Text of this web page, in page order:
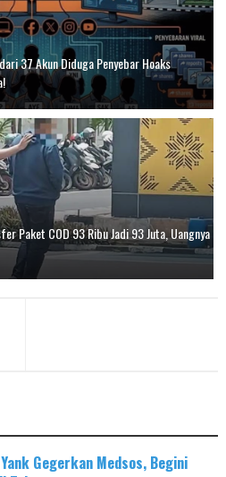
37 Akun Diduga Penyebar Hoaks
Paket COD 93 Ribu Jadi 93 Juta, Uangnya
Gegerkan Medsos, Begini